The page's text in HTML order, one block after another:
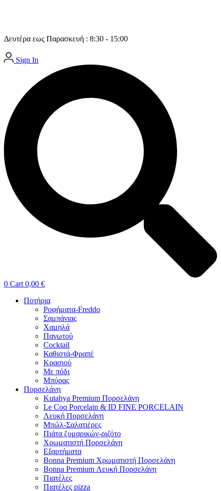
Δευτέρα εως Παρασκευή : 8:30 - 15:00
Sign In
0 Cart 0,00 €
Ποτήρια
Ροφήματα-Freddo
Σαμπάνιας
Χαμηλά
Παγωτού
Cocktail
Καθιστά-Φραπέ
Κρασιού
Με πόδι
Μπύρας
Πορσελάνη
Kutahya Premium Πορσελάνη
Le Coq Porcelain & ID FINE PORCELAIN
Λευκή Πορσελάνη
Μπώλ-Σαλατιέρες
Πιάτα ζυμαρικών-ριζότο
Χρωματιστή Πορσελάνη
Εξαρτήματα
Bonna Premium Χρωματιστή Πορσελάνη
Bonna Premium Λευκή Πορσελάνη
Πιατέλες
Πιατέλες pizza